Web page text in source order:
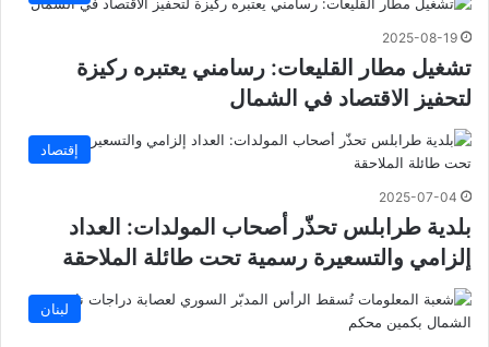
2025-08-19
تشغيل مطار القليعات: رسامني يعتبره ركيزة
لتحفيز الاقتصاد في الشمال
إقتصاد
2025-07-04
بلدية طرابلس تحذّر أصحاب المولدات: العداد
إلزامي والتسعيرة رسمية تحت طائلة الملاحقة
لبنان